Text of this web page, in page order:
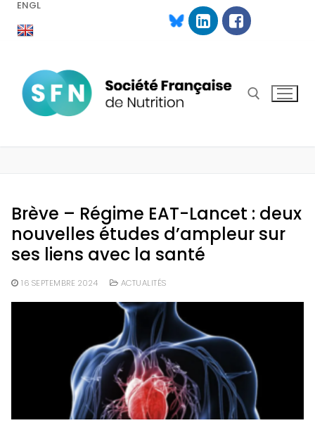
AllerENGL
Brève – Régime EAT-Lancet : deux
nouvelles études d’ampleur sur
ses liens avec la santé
16 SEPTEMBRE 2024 ACTUALITÉS